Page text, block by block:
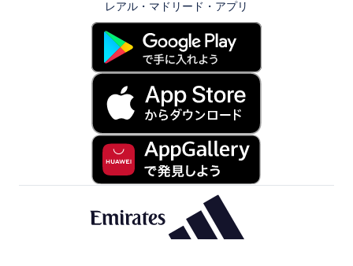
レアル・マドリード・アプリ